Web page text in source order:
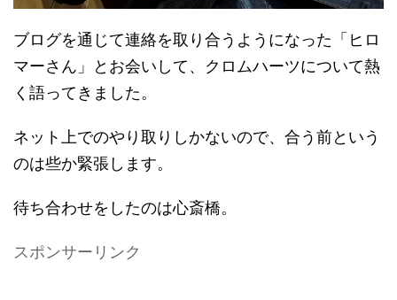
ブログを通じて連絡を取り合うようになった「ヒロ
マーさん」とお会いして、クロムハーツについて熱
く語ってきました。
ネット上でのやり取りしかないので、合う前という
のは些か緊張します。
待ち合わせをしたのは心斎橋。
スポンサーリンク